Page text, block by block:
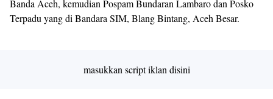
Banda Aceh, kemudian Pospam Bundaran Lambaro dan Posko
Terpadu yang di Bandara SIM, Blang Bintang, Aceh Besar.
masukkan script iklan disini